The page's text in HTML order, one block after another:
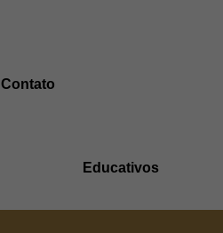
Contato
Educativos